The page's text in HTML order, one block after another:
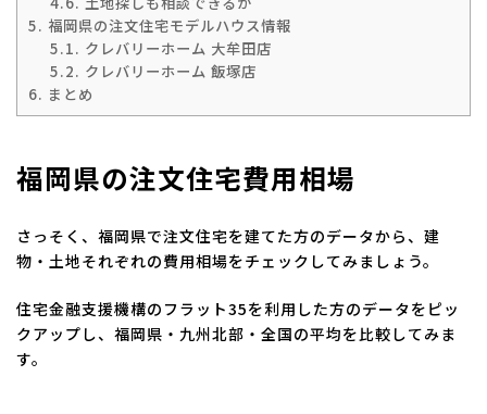
5. 福岡県の注文住宅モデルハウス情報
5.1. クレバリーホーム 大牟田店
5.2. クレバリーホーム 飯塚店
6. まとめ
福岡県の注文住宅費用相場
さっそく、福岡県で注文住宅を建てた方のデータから、建
物・土地それぞれの費用相場をチェックしてみましょう。
住宅金融支援機構のフラット35を利用した方のデータをピッ
クアップし、福岡県・九州北部・全国の平均を比較してみま
す。